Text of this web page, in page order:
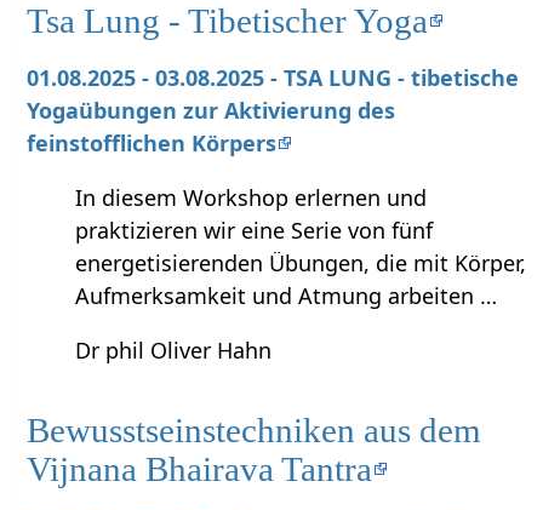
Tsa Lung - Tibetischer Yoga
01.08.2025 - 03.08.2025 - TSA LUNG - tibetische
Yogaübungen zur Aktivierung des
feinstofflichen Körpers
In diesem Workshop erlernen und
praktizieren wir eine Serie von fünf
energetisierenden Übungen, die mit Körper,
Aufmerksamkeit und Atmung arbeiten …
Dr phil Oliver Hahn
Bewusstseinstechniken aus dem
Vijnana Bhairava Tantra